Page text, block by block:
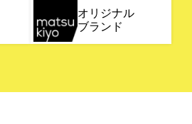
オリジナル
ブランド